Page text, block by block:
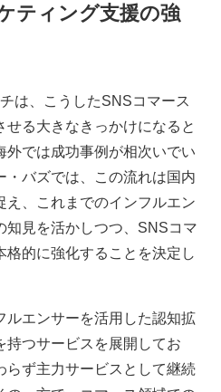
ティング支援の強
は、こうしたSNSコマース
る大きなきっかけになると
外では成功事例が相次いでい
・バズでは、この流れは国内
え、これまでのインフルエン
知見を活かしつつ、SNSコマ
格的に強化することを決定し
ルエンサーを活用した認知拡
持つサービスを展開してお
らず主力サービスとして継続